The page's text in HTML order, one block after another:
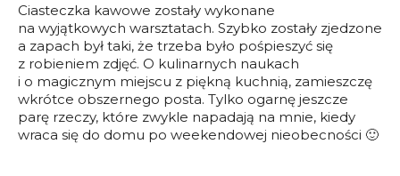
Ciasteczka kawowe zostały wykonane
na wyjątkowych warsztatach. Szybko zostały zjedzone
a zapach był taki, że trzeba było pośpieszyć się
z robieniem zdjęć. O kulinarnych naukach
i o magicznym miejscu z piękną kuchnią, zamieszczę
wkrótce obszernego posta. Tylko ogarnę jeszcze
parę rzeczy, które zwykle napadają na mnie, kiedy
wraca się do domu po weekendowej nieobecności 🙂